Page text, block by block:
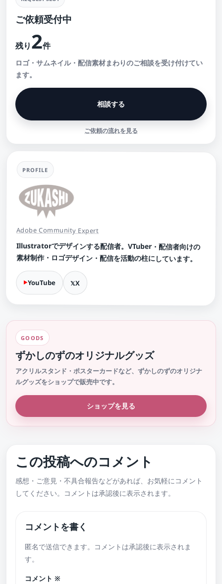
ご依頼受付中
残り2件
ロゴ・サムネイル・配信素材まわりのご相談を受け付けてい
ます。
相談する
ご依頼の流れを見る
PROFILE
Adobe Community Expert
Illustratorでデザインする配信者。VTuber・配信者向けの
素材制作・ロゴデザイン・配信を活動の柱にしています。
YouTube X
GOODS
ずかしのずのオリジナルグッズ
アクリルスタンド・ポスターカードなど、ずかしのずのオリジナ
ルグッズをショップで販売中です。
ショップを見る
この投稿へのコメント
感想・ご意見・不具合報告などがあれば、お気軽にコメント
してください。コメントは承認後に表示されます。
コメントを書く
匿名で送信できます。コメントは承認後に表示されま
す。
コメント ※